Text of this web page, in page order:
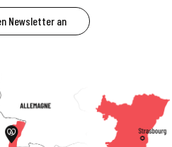
Newsletter an